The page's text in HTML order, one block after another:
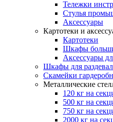
Тележки
Стулья
Аксессуары
Картотеки и
Картотеки
Шкафы
Аксессуары
Шкафы для
Скамейки
Металлические
120 кг на
500 кг на
750 кг на
2000 кг на